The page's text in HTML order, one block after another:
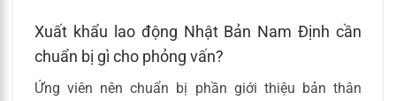
Xuất khẩu lao động Nhật Bản Nam Định cần
chuẩn bị gì cho phỏng vấn?
Ứng viên nên chuẩn bị phần giới thiệu bản thân